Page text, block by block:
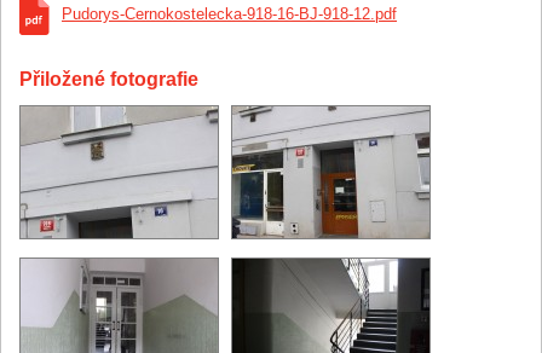
18:42:55,851
1 750 000 CZK.
15:04:01,173
1 708 000 CZK
15:01:05,460
ÚčastníkID 163zvyšuje podání na částku
1 703 000 CZK.
18. Srpen 2015
12:23:00,046
ÚčastníkID 108zvyšuje podání na částku
1 698 000 CZK .
18. Srpen 2015
ÚčastníkID 139zvyšuje podání na částku
1 598 000 CZK.
18. Srpen 2015
07:00:56,781
Účastník
zvyšuje podání na částku
1 498 000 CZK
Pudorys-Cernokostelecka-918-16-BJ-918-12.pdf
Přiložené fotografie